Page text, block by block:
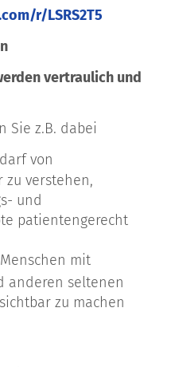
r/LSRS2T5
vertraulich und
Sie z.B. dabei
von
zu verstehen,
und
patientengerecht
mit
anderen seltenen
zu machen